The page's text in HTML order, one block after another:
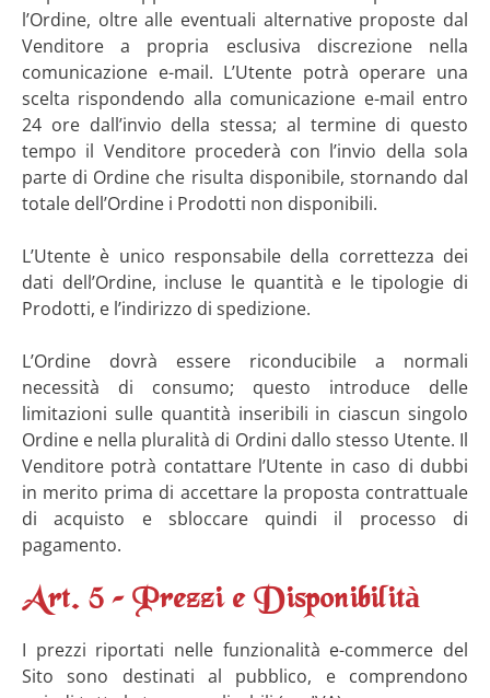
l’Ordine, oltre alle eventuali alternative proposte dal
Venditore a propria esclusiva discrezione nella
comunicazione e-mail. L’Utente potrà operare una
scelta rispondendo alla comunicazione e-mail entro
24 ore dall’invio della stessa; al termine di questo
tempo il Venditore procederà con l’invio della sola
parte di Ordine che risulta disponibile, stornando dal
totale dell’Ordine i Prodotti non disponibili.
L’Utente è unico responsabile della correttezza dei
dati dell’Ordine, incluse le quantità e le tipologie di
Prodotti, e l’indirizzo di spedizione.
L’Ordine dovrà essere riconducibile a normali
necessità di consumo; questo introduce delle
limitazioni sulle quantità inseribili in ciascun singolo
Ordine e nella pluralità di Ordini dallo stesso Utente. Il
Venditore potrà contattare l’Utente in caso di dubbi
in merito prima di accettare la proposta contrattuale
di acquisto e sbloccare quindi il processo di
pagamento.
Art. 5 – Prezzi e Disponibilità
I prezzi riportati nelle funzionalità e-commerce del
Sito sono destinati al pubblico, e comprendono